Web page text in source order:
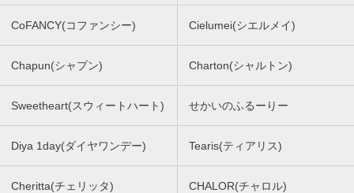
CoFANCY(コファンシー) Cielumei(シエルメイ)
Chapun(シャプン) Charton(シャルトン)
Sweetheart(スウィートハート) せかいのふるーりー
Diya 1day(ダイヤワンデー) Tearis(ティアリス)
Cheritta(チェリッタ) CHALOR(チャロル)